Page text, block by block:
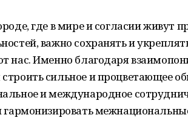
где в мире и согласии живут
важно сохранять и
нас. Именно благодаря
сильное и процветающее
и международное
гармонизировать